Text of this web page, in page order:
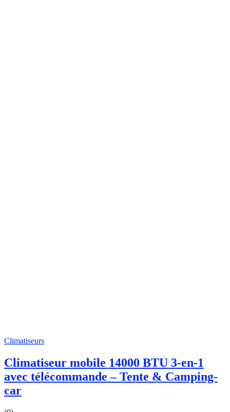
Climatiseurs
Climatiseur mobile 14000 BTU 3-en-1
avec télécommande – Tente & Camping-
car